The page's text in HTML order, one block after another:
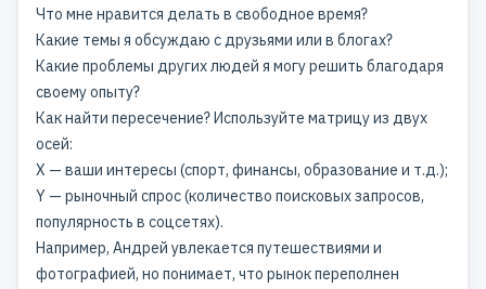
Что мне нравится делать в свободное время?
Какие темы я обсуждаю с друзьями или в блогах?
Какие проблемы других людей я могу решить благодаря
своему опыту?
Как найти пересечение? Используйте матрицу из двух
осей:
X — ваши интересы (спорт, финансы, образование и т.д.);
Y — рыночный спрос (количество поисковых запросов,
популярность в соцсетях).
Например, Андрей увлекается путешествиями и
фотографией, но понимает, что рынок переполнен